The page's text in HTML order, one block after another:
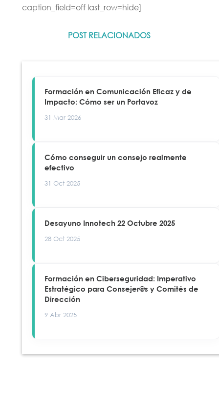
caption_field=off last_row=hide]
POST RELACIONADOS
Formación en Comunicación Eficaz y de
Impacto: Cómo ser un Portavoz
31 Mar 2026
Cómo conseguir un consejo realmente
efectivo
31 Oct 2025
Desayuno Innotech 22 Octubre 2025
28 Oct 2025
Formación en Ciberseguridad: Imperativo
Estratégico para Consejer@s y Comités de
Dirección
9 Abr 2025